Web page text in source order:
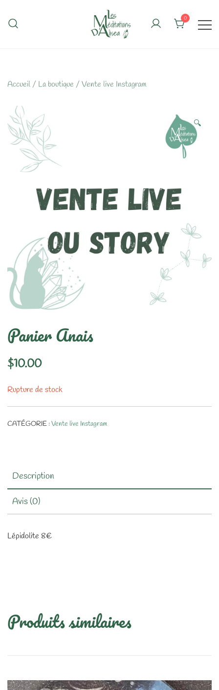
content
0
Accueil / La boutique / Vente live Instagram
🔍
Panier Anais
$10.00
Rupture de stock
CATÉGORIE :Vente live Instagram
Description
Avis (0)
Lépidolite 8€
Produits similaires